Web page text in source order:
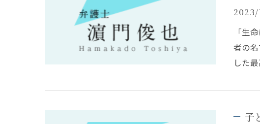
2023/
「生
者の
した
子